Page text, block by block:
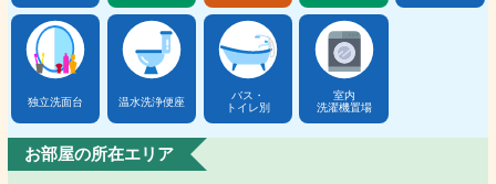
独立洗面台 温水洗浄便座
バス・
トイレ別
室内
洗濯機置場
お部屋の所在エリア